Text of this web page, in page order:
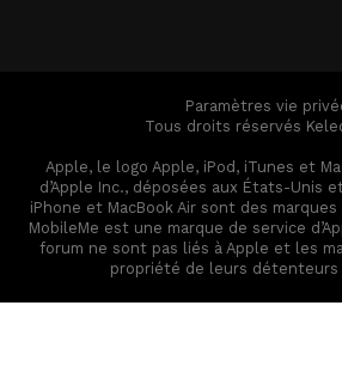
Paramètres vie
Tous droits réservés
Apple, le logo Apple, iPod, iTunes et
d’Apple Inc., déposées aux États-Unis
iPhone et MacBook Air sont des marques
MobileMe est une marque de service
forum ne sont pas liés à Apple et les
propriété de leurs